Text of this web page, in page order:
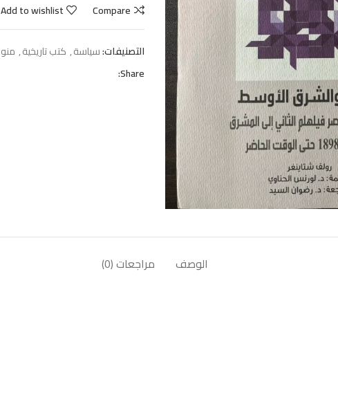
Compare
Add to wishlist
التصنيفات:سياسة, كتب تاريخية,
Share:
الوصف مراجعات (0)